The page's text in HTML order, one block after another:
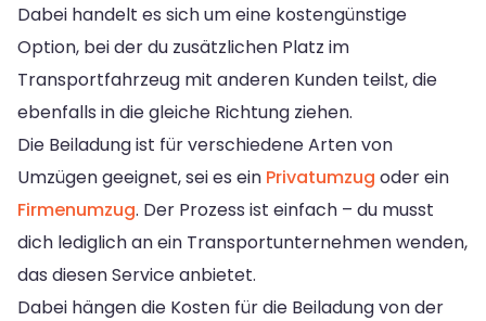
Dabei handelt es sich um eine kostengünstige
Option, bei der du zusätzlichen Platz im
Transportfahrzeug mit anderen Kunden teilst, die
ebenfalls in die gleiche Richtung ziehen.
Die Beiladung ist für verschiedene Arten von
Umzügen geeignet, sei es ein Privatumzug oder ein
Firmenumzug. Der Prozess ist einfach – du musst
dich lediglich an ein Transportunternehmen wenden,
das diesen Service anbietet.
Dabei hängen die Kosten für die Beiladung von der